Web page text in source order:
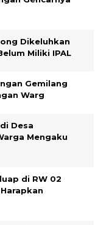
Dikeluhkan
Miliki IPAL
Gemilang
Warg
Desa
Mengaku
di RW 02